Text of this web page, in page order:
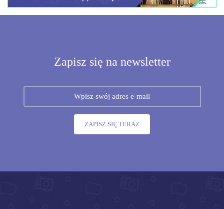
Zapisz się na newsletter
ZAPISZ SIĘ TERAZ